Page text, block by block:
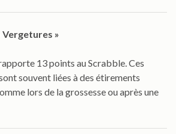
»
13 points au Scrabble. Ces
souvent liées à des étirements
lors de la grossesse ou après une